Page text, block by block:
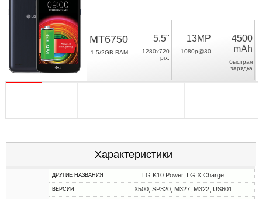
MT6750
1.5/2GB RAM
5.5"
1280x720
pix.
13MP
1080p@30
4500
mAh
быстрая
зарядка
Характеристики
ДРУГИЕ НАЗВАНИЯ LG K10 Power, LG X Charge
ВЕРСИИ X500, SP320, M327, M322, US601